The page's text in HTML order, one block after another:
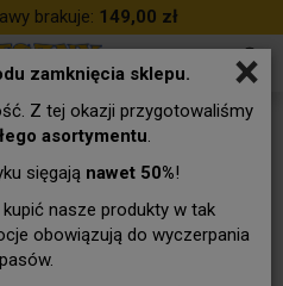
×
zamknięcia sklepu.
Z tej okazji przygotowaliśmy
asortymentu.
sięgają nawet 50%!
nasze produkty w tak
obowiązują do wyczerpania
brakuje: 149,00 zł